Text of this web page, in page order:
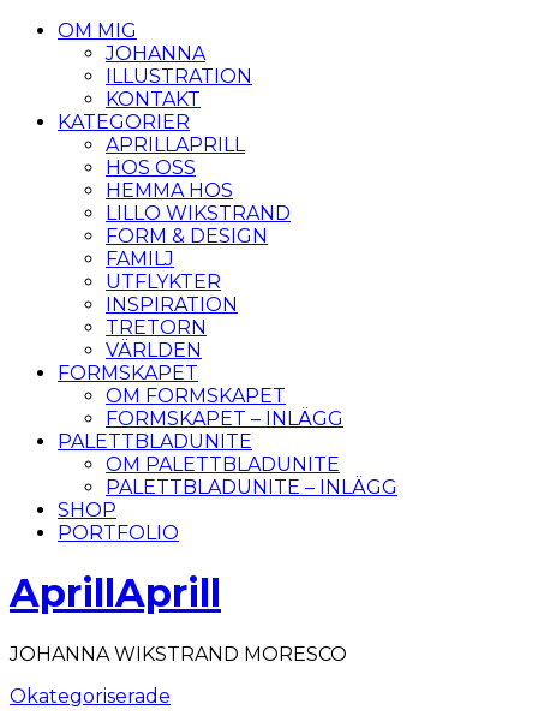
OM MIG
JOHANNA
ILLUSTRATION
KONTAKT
KATEGORIER
APRILLAPRILL
HOS OSS
HEMMA HOS
LILLO WIKSTRAND
FORM & DESIGN
FAMILJ
UTFLYKTER
INSPIRATION
TRETORN
VÄRLDEN
FORMSKAPET
OM FORMSKAPET
FORMSKAPET – INLÄGG
PALETTBLADUNITE
OM PALETTBLADUNITE
PALETTBLADUNITE – INLÄGG
SHOP
PORTFOLIO
AprillAprill
JOHANNA WIKSTRAND MORESCO
Okategoriserade